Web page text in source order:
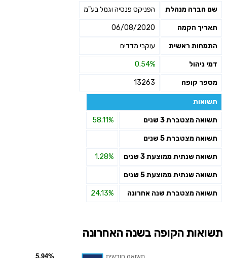
שם חברה מנהלת הפניקס פנסיה וגמל בע"מ
תאריך הקמה 06/08/2020
התמחות ראשית עוקבי מדדים
דמי ניהול 0.54%
מספר קופה 13263
תשואות
תשואה מצטברת 3 שנים 58.11%
תשואה מצטברת 5 שנים
תשואה שנתית ממוצעת 3 שנים 1.28%
תשואה שנתית ממוצעת 5 שנים
תשואה מצטברת שנה אחרונה 24.13%
תשואות הקופה בשנה האחרונה
שליחה